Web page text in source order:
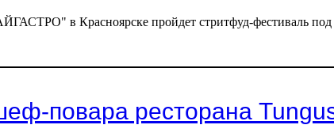
в Красноярске пройдет стритфуд-фестиваль
повара ресторана